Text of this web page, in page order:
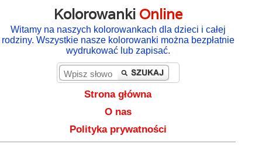
Kolorowanki Online
Witamy na naszych kolorowankach dla dzieci i całej
rodziny. Wszystkie nasze kolorowanki można bezpłatnie
wydrukować lub zapisać.
Strona główna
O nas
Polityka prywatności